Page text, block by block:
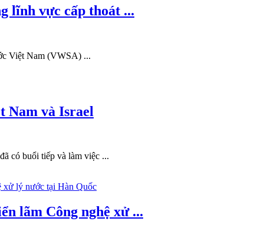
lĩnh vực cấp thoát ...
Việt Nam (VWSA) ...
Nam và Israel
có buổi tiếp và làm việc ...
lãm Công nghệ xử ...